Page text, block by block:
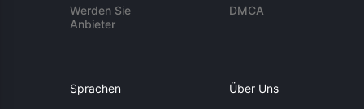
Werden Sie
Anbieter
DMCA
Sprachen Über Uns